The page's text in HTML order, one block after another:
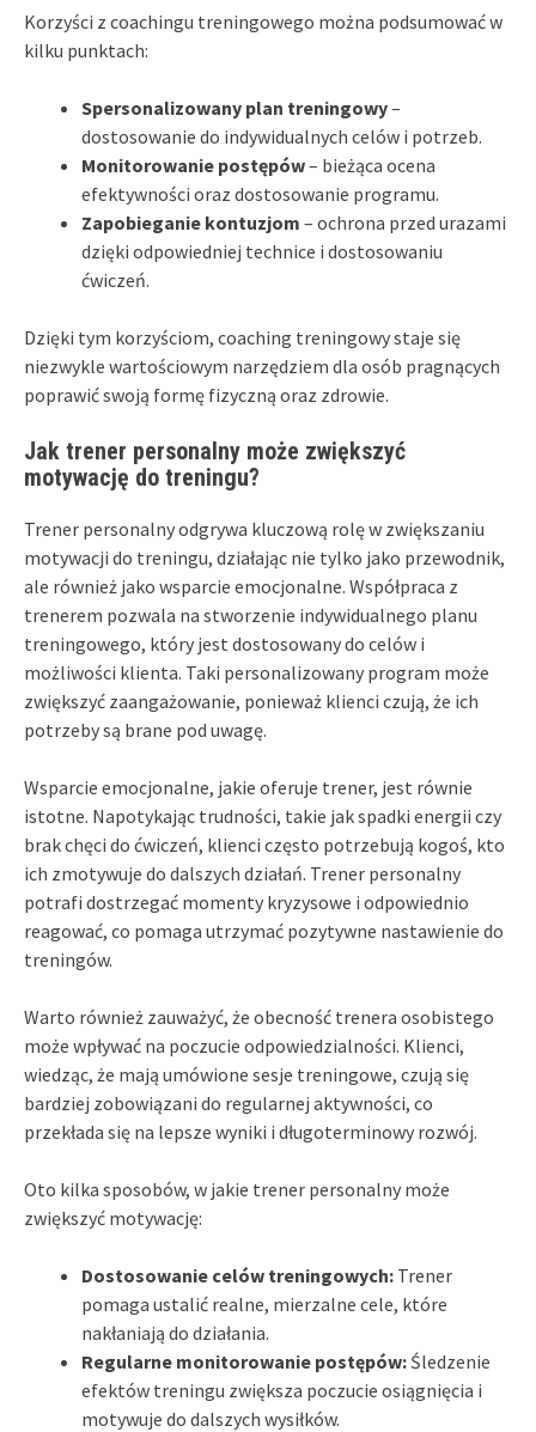
Korzyści z coachingu treningowego można podsumować w
kilku punktach:
Spersonalizowany plan treningowy–
dostosowanie do indywidualnych celów i potrzeb.
Monitorowanie postępów– bieżąca ocena
efektywności oraz dostosowanie programu.
Zapobieganie kontuzjom – ochrona przed urazami
dzięki odpowiedniej technice i dostosowaniu
ćwiczeń.
Dzięki tym korzyściom, coaching treningowy staje się
niezwykle wartościowym narzędziem dla osób pragnących
poprawić swoją formę fizyczną oraz zdrowie.
Jak trener personalny może zwiększyć
motywację do treningu?
Trener personalny odgrywa kluczową rolę w zwiększaniu
motywacji do treningu, działając nie tylko jako przewodnik,
ale również jako wsparcie emocjonalne. Współpraca z
trenerem pozwala na stworzenie indywidualnego planu
treningowego, który jest dostosowany do celów i
możliwości klienta. Taki personalizowany program może
zwiększyć zaangażowanie, ponieważ klienci czują, że ich
potrzeby są brane pod uwagę.
Wsparcie emocjonalne, jakie oferuje trener, jest równie
istotne. Napotykając trudności, takie jak spadki energii czy
brak chęci do ćwiczeń, klienci często potrzebują kogoś, kto
ich zmotywuje do dalszych działań. Trener personalny
potrafi dostrzegać momenty kryzysowe i odpowiednio
reagować, co pomaga utrzymać pozytywne nastawienie do
treningów.
Warto również zauważyć, że obecność trenera osobistego
może wpływać na poczucie odpowiedzialności. Klienci,
wiedząc, że mają umówione sesje treningowe, czują się
bardziej zobowiązani do regularnej aktywności, co
przekłada się na lepsze wyniki i długoterminowy rozwój.
Oto kilka sposobów, w jakie trener personalny może
zwiększyć motywację:
Dostosowanie celów treningowych: Trener
pomaga ustalić realne, mierzalne cele, które
nakłaniają do działania.
Regularne monitorowanie postępów: Śledzenie
efektów treningu zwiększa poczucie osiągnięcia i
motywuje do dalszych wysiłków.